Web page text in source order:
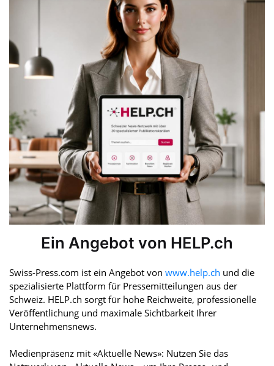
Ein Angebot von HELP.ch
Swiss-Press.com ist ein Angebot von www.help.ch und die
spezialisierte Plattform für Pressemitteilungen aus der
Schweiz. HELP.ch sorgt für hohe Reichweite, professionelle
Veröffentlichung und maximale Sichtbarkeit Ihrer
Unternehmensnews.
Medienpräsenz mit «Aktuelle News»: Nutzen Sie das